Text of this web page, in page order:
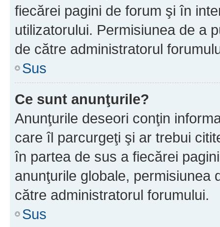
fiecărei pagini de forum şi în
utilizatorului. Permisiunea de a
de către administratorul
Sus
Ce sunt anunţurile?
Anunţurile deseori conţin
care îl parcurgeţi şi ar trebui
în partea de sus a fiecărei
anunţurile globale, permisiunea
către administratorul forumului.
Sus